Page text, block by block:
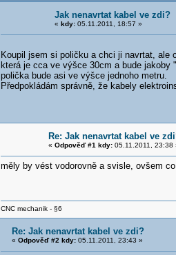
Jak nenavrtat kabel ve zdi?
« kdy:05.11.2011, 18:57 »
Koupil jsem si poličku a chci ji navrtat, ale
která je cca ve výšce 30cm a bude jakoby
polička bude asi ve výšce jednoho metru.
Předpokládám správně, že kabely
Re: Jak nenavrtat kabel ve
« Odpověď #1 kdy:05.11.2011, 23:38
měly by vést vodorovně a svisle, ovšem
CNC mechanik - §6
Re: Jak nenavrtat kabel ve zdi?
« Odpověď #2 kdy:05.11.2011, 23:43 »